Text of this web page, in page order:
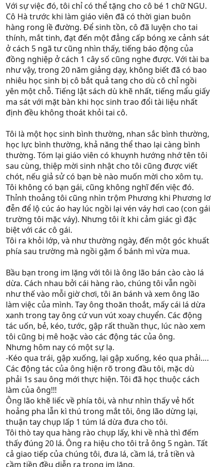
Với sự việc đó, tôi chỉ có thể tặng cho cô bé 1 chữ NGU.
Cô Hà trước khi làm giáo viên đã có thời gian buôn
hàng rong lề đường. Để sinh tồn, cô đã luyện cho tai
thính, mắt tinh, đạt đến một đẳng cấp bóng xe cảnh sát
ở cách 5 ngã tư cũng nhìn thấy, tiếng báo động của
đồng nghiệp ở cách 1 cây số cũng nghe được. Với tài ba
như vậy, trong 20 năm giảng dạy, không biết đã có bao
nhiêu học sinh bị cô bắt quả tang cho dù cô chỉ ngồi
yên một chỗ. Tiếng lật sách dù khẽ nhất, tiếng mẩu giấy
ma sát với mặt bàn khi học sinh trao đổi tài liệu nhất
định đều không thoát khỏi tai cô.
Tôi là một học sinh bình thường, nhan sắc bình thường,
học lực bình thường, khả năng thể thao lại càng bình
thường. Tóm lại giáo viên có khuynh hướng nhớ tên tôi
sau cùng, thiệp mời sinh nhật cho tôi cũng được viết
chót, nếu giả sử có bạn bè nào muốn mời cho xôm tụ.
Tôi không có bạn gái, cũng không nghĩ đến việc đó.
Thỉnh thoảng tôi cũng nhìn trộm Phương khi Phương lơ
đễn để lộ cúc áo hay lúc ngồi lại vén váy hơi cao (con gái
trường tôi mặc váy). Nhưng tôi ít khi cảm giác gì đặc
biệt với các cô gái.
Tôi ra khỏi lớp, và như thường ngày, đến một góc khuất
phía sau trường mà ngồi gặm ổ bánh mì vừa mua.
Bầu bạn trong im lặng với tôi là ông lão bán cào cào lá
dừa. Cách nhau bởi cái hàng rào, chúng tôi vẫn ngồi
như thế vào mỗi giờ chơi, tôi ăn bánh và xem ông lão
làm việc của mình. Tay ông thoăn thoắt, mấy cái lá dừa
xanh trong tay ông cứ vun vút xoay chuyển. Các động
tác uốn, bẻ, kéo, tước, gập rất thuần thục, lúc nào xem
tôi cũng bị mê hoặc vào các động tác của ông.
Nhưng hôm nay có một sự lạ.
-Kéo qua trái, gập xuống, lại gập xuống, kéo qua phải….
Các động tác của ông hiện rõ trong đầu tôi, mặc dù
phải 1s sau ông mới thực hiện. Tôi đã học thuộc cách
làm của ông!!!
Ông lão khẽ liếc về phía tôi, và như nhìn thấy vẻ hốt
hoảng pha lẫn kì thú trong mắt tôi, ông lão dừng lại,
thuận tay chụp lấp 1 túm lá dừa đưa cho tôi.
Tôi thò tay qua hàng rào chụp lấy, khi về nhà thì đếm
thấy đúng 20 lá. Ông ra hiệu cho tôi trả ông 5 ngàn. Tất
cả giao tiếp của chúng tôi, đưa lá, cầm lá, trả tiền và
cầm tiền đều diễn ra trong im lặng.